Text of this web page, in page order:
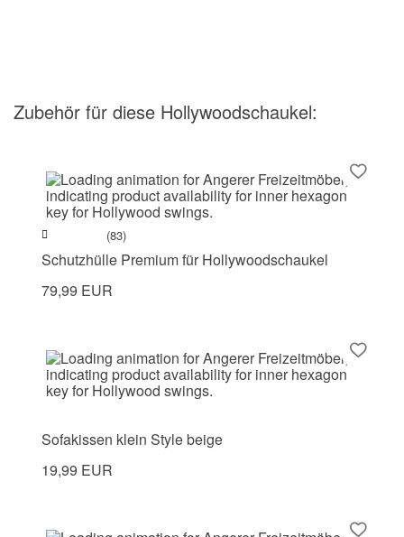
Zubehör für diese Hollywoodschaukel:
(83)
Schutzhülle Premium für Hollywoodschaukel
79,99 EUR
Sofakissen klein Style beige
19,99 EUR